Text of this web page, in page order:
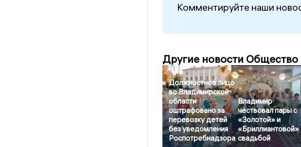
Комментируйте наши
Другие новости Общество
Должностное лицо
во Владимирской
области
оштрафовано за
перевозку детей
без уведомления
Роспотребнадзора
Владимир
чествовал пары с
«Золотой» и
«Бриллиантовой»
свадьбой